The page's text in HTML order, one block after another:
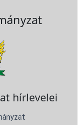
hírlevelei